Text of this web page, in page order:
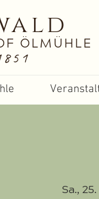
ÖLMÜHLE
Sa.,